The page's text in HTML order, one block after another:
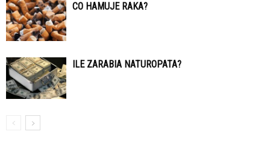
CO HAMUJE RAKA?
ILE ZARABIA NATUROPATA?